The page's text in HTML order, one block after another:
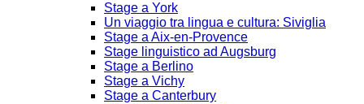
Stage a York
Un viaggio tra lingua e cultura: Siviglia
Stage a Aix-en-Provence
Stage linguistico ad Augsburg
Stage a Berlino
Stage a Vichy
Stage a Canterbury